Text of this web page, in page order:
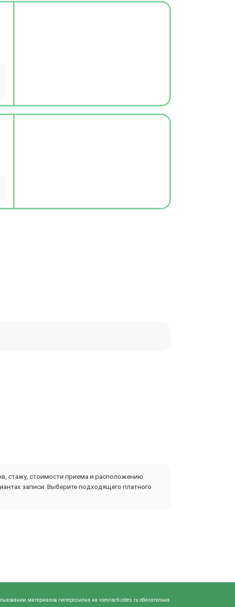
стажу, стоимости приема и расположению
записи. Выберите подходящего платного
материалов гиперссылка на vsevrachizdes.ru обязательна.